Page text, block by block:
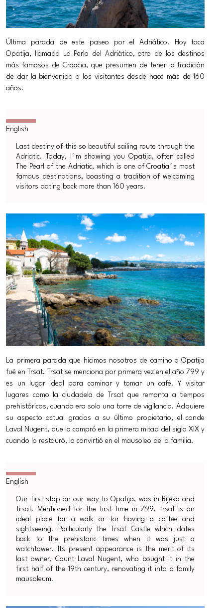
Última parada de este paseo por el Adriático. Hoy toca
Opatija, llamada La Perla del Adriático, otro de los destinos
más famosos de Croacia, que presumen de tener la tradición
de dar la bienvenida a los visitantes desde hace más de 160
años.
Last destiny of this so beautiful sailing route through the
Adriatic. Today, I´m showing you Opatija, often called
The Pearl of the Adriatic, which is one of Croatia´s most
famous destinations, boasting a tradition of welcoming
visitors dating back more than 160 years.
La primera parada que hicimos nosotros de camino a Opatija
fué en Trsat. Trsat se menciona por primera vez en el año 799 y
es un lugar ideal para caminar y tomar un café. Y visitar
lugares como la ciudadela de Trsat que remonta a tiempos
prehistóricos, cuando era solo una torre de vigilancia. Adquiere
su aspecto actual gracias a su último propietario, el conde
Laval Nugent, que lo compró en la primera mitad del siglo XIX y
cuando lo restauró, lo convirtió en el mausoleo de la familia.
Our first stop on our way to Opatija, was in Rijeka and
Trsat. Mentioned for the first time in 799, Trsat is an
ideal place for a walk or for having a coffee and
sightseeing. Particularly the Trsat Castle which dates
back to the prehistoric times when it was just a
watchtower. Its present appearance is the merit of its
last owner, Count Laval Nugent, who bought it in the
first half of the 19th century, renovating it into a family
mausoleum.